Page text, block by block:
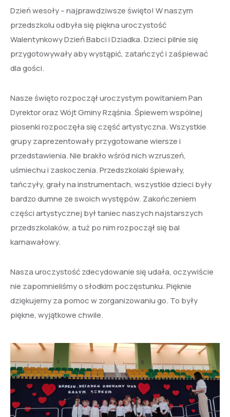
Dzień wesoły – najprawdziwsze święto! W naszym
przedszkolu odbyła się piękna uroczystość
Walentynkowy Dzień Babci i Dziadka. Dzieci pilnie się
przygotowywały aby wystąpić, zatańczyć i zaśpiewać
dla gości.
Nasze święto rozpoczął uroczystym powitaniem Pan
Dyrektor oraz Wójt Gminy Rząśnia. Śpiewem wspólnej
piosenki rozpoczęła się część artystyczna. Wszystkie
grupy zaprezentowały przygotowane wiersze i
przedstawienia. Nie brakło wśród nich wzruszeń,
uśmiechu i zaskoczenia. Przedszkolaki śpiewały,
tańczyły, grały na instrumentach, wszystkie dzieci były
bardzo dumne ze swoich występów. Zakończeniem
części artystycznej był taniec naszych najstarszych
przedszkolaków, a tuż po nim rozpoczął się bal
karnawałowy.
Nasza uroczystość zdecydowanie się udała, oczywiście
nie zapomnieliśmy o słodkim poczęstunku. Pięknie
dziękujemy za pomoc w zorganizowaniu go. To były
piękne, wyjątkowe chwile.